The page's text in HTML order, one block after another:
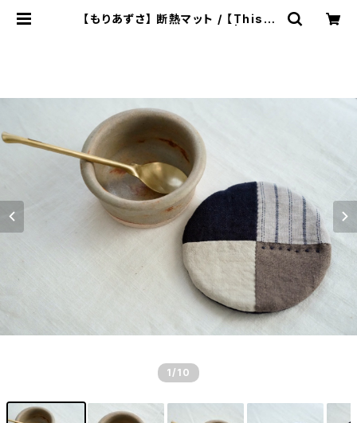
【もりあずさ】 断熱マット / 【Thistl
1 /10